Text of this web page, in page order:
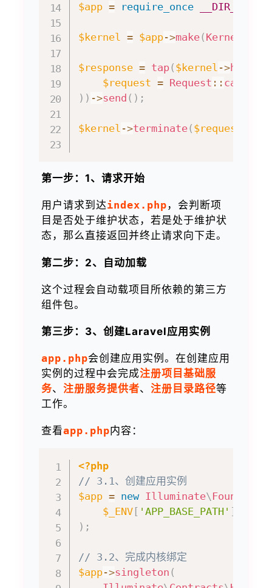
$app = require_once __DIR__
$kernel = $app->make( Kernel
$response = tap( $kernel ->handle
$request = Request :: capture
) ) ->send ( ) ;
$kernel ->terminate( $request
第一步：1、请求开始
用户请求到达index.php ，会判断项
目是否处于维护状态，若是处于维护状
态，那么直接返回并终止请求向下走。
第二步：2、自动加载
这个过程会自动载项目所依赖的第三方
组件包。
第三步：3、创建Laravel应用实例
app.php会创建应用实例。在创建应用
实例的过程中会完成注册项目基础服
务、 注册服务提供者、 注册目录路径等
工作。
查看app.php内容：
<?php
// 3.1、创建应用实例
$app = new Illuminate\ Foundation
$_ENV[ 'APP_BASE_PATH' ]
) ;
// 3.2、完成内核绑定
$app->singleton (